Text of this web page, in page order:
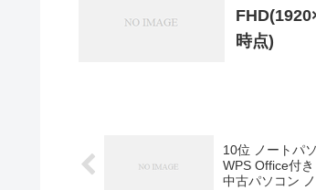
時点)
10位 ノートパ
WPS Office付
中古パソコン